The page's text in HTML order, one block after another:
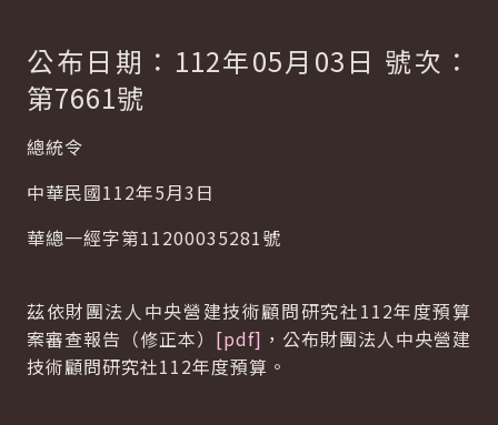
公布日期：112年05月03日 號次：
第7661號
總統令
中華民國112年5月3日
華總一經字第11200035281號
茲依財團法人中央營建技術顧問研究社112年度預算
案審查報告（修正本） [pdf] ，公布財團法人中央營建
技術顧問研究社112年度預算。